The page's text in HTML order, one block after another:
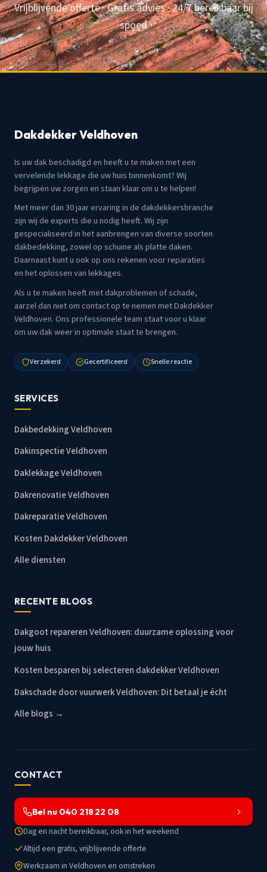
Vrijblijvende offerte · Gratis advies · 24/7 bereikbaar bij
spoed
Dakdekker Veldhoven
Is uw dak beschadigd en heeft u te maken met een
vervelende lekkage die uw huis binnenkomt? Wij
begrijpen uw zorgen en staan klaar om u te helpen!
Met meer dan 30 jaar ervaring in de dakdekkersbranche
zijn wij de experts die u nodig heeft. Wij zijn
gespecialiseerd in het aanbrengen van diverse soorten
dakbedekking, zowel op schuine als platte daken.
Daarnaast kunt u ook op ons rekenen voor reparaties
en het oplossen van lekkages.
Als u te maken heeft met dakproblemen of schade,
aarzel dan niet om contact op te nemen met Dakdekker
Veldhoven. Ons professionele team staat voor u klaar
om uw dak weer in optimale staat te brengen.
Verzekerd Gecertificeerd Snelle reactie
SERVICES
Dakbedekking Veldhoven
Dakinspectie Veldhoven
Daklekkage Veldhoven
Dakrenovatie Veldhoven
Dakreparatie Veldhoven
Kosten Dakdekker Veldhoven
Alle diensten
RECENTE BLOGS
Dakgoot repareren Veldhoven: duurzame oplossing voor
jouw huis
Kosten besparen bij selecteren dakdekker Veldhoven
Dakschade door vuurwerk Veldhoven: Dit betaal je écht
Alle blogs →
CONTACT
Bel nu 040 218 22 08
Dag en nacht bereikbaar, ook in het weekend
Altijd een gratis, vrijblijvende offerte
Werkzaam in Veldhoven en omstreken